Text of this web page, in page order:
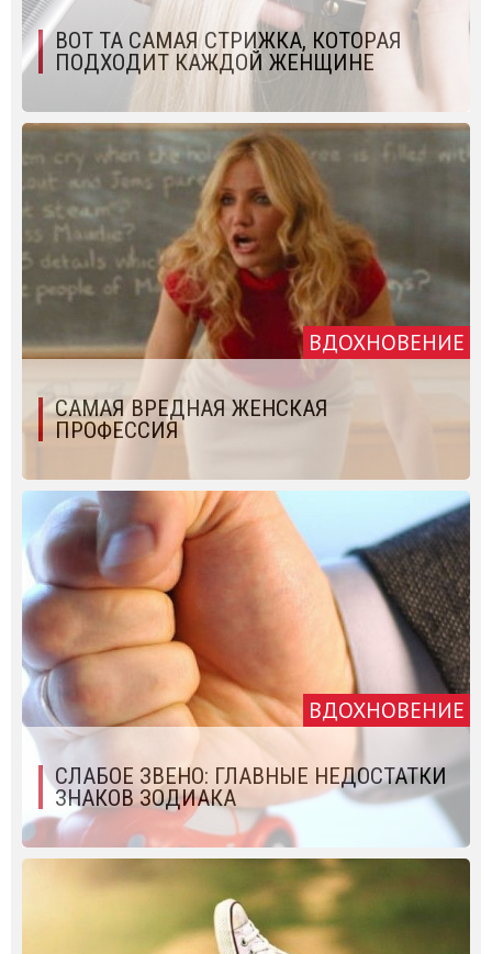
ВОТ ТА САМАЯ СТРИЖКА, КОТОРАЯ
ПОДХОДИТ КАЖДОЙ ЖЕНЩИНЕ
ВДОХНОВЕНИЕ
САМАЯ ВРЕДНАЯ ЖЕНСКАЯ
ПРОФЕССИЯ
ВДОХНОВЕНИЕ
СЛАБОЕ ЗВЕНО: ГЛАВНЫЕ НЕДОСТАТКИ
ЗНАКОВ ЗОДИАКА